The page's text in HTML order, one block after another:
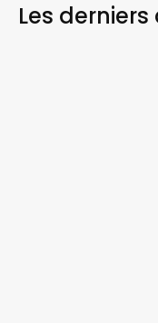
Les derniers